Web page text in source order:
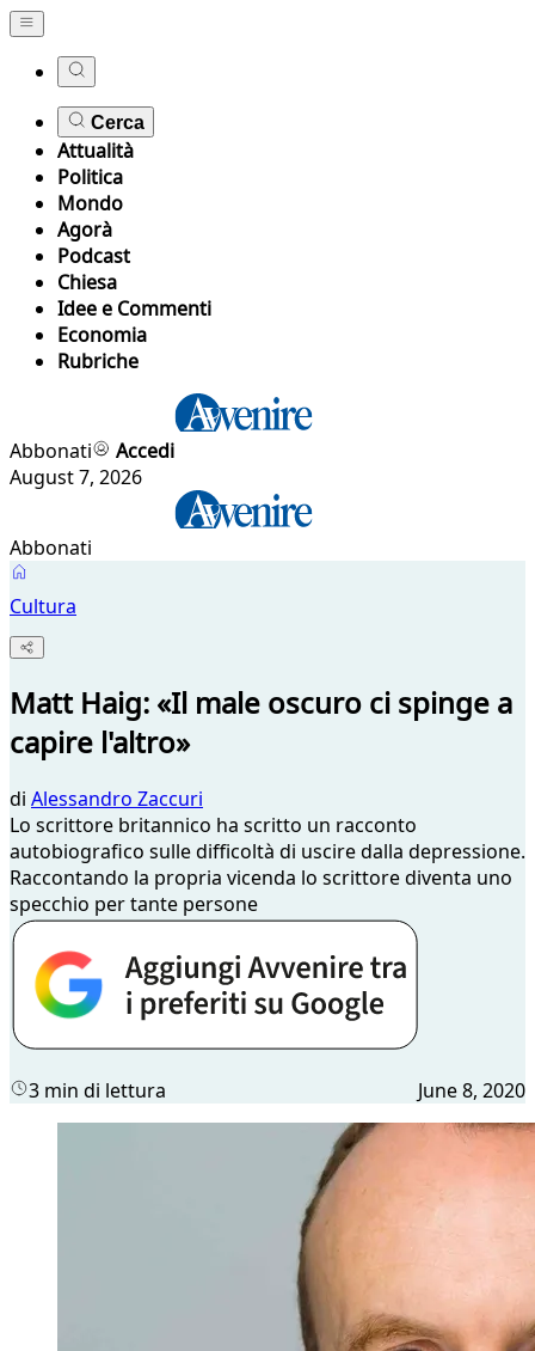
Cerca
Attualità
Politica
Mondo
Agorà
Podcast
Chiesa
Idee e Commenti
Economia
Rubriche
Abbonati
Accedi
August 7, 2026
Abbonati
Cultura
Matt Haig: «Il male oscuro ci spinge a
capire l'altro»
di Alessandro Zaccuri
Lo scrittore britannico ha scritto un racconto
autobiografico sulle difficoltà di uscire dalla depressione.
Raccontando la propria vicenda lo scrittore diventa uno
specchio per tante persone
3 min di lettura June 8, 2020